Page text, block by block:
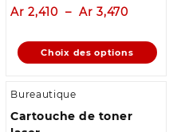
82,090
Ar 2,410 – Ar 3,470Plage
prix :
Ar 2,410
Choix des options
Ce
produit
plusieurs
variations.
Bureautique
Cartouche de toner